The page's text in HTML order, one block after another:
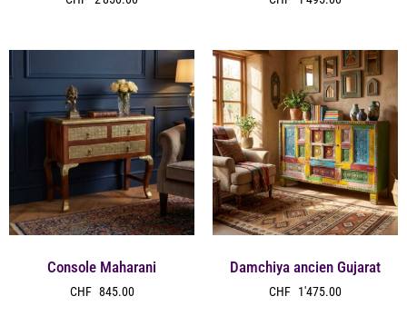
Console Maharani
CHF 845.00
Damchiya ancien Gujarat
CHF 1'475.00